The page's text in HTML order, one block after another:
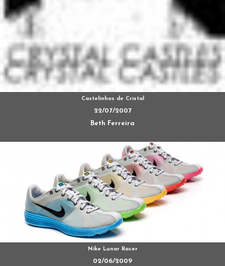
Castelinhos de Cristal
22/07/2007
Beth Ferreira
Nike Lunar Racer
02/06/2009